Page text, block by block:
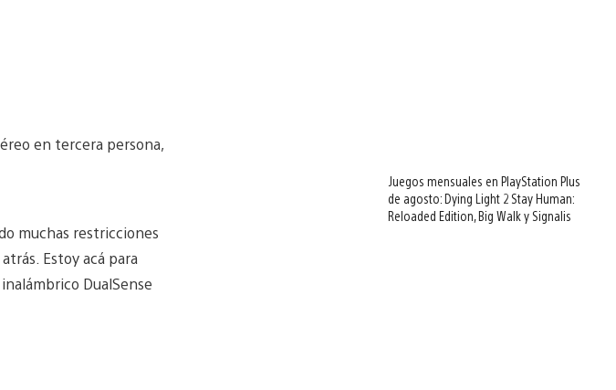
en tercera persona,
muchas restricciones
Estoy acá para
DualSense
Juegos mensuales en PlayStation Plus
de agosto: Dying Light 2 Stay Human:
Reloaded Edition, Big Walk y Signalis